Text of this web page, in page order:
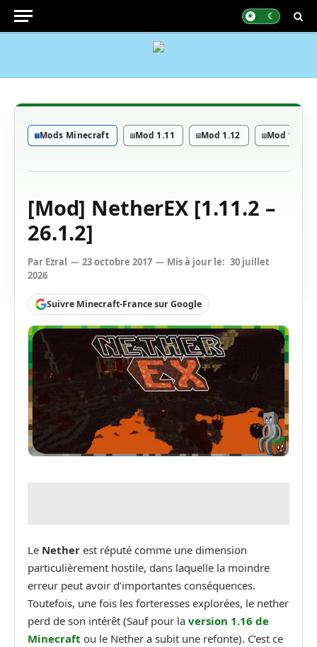
Mods Minecraft Mod 1.11 Mod 1.12 Mod 1.14
[Mod] NetherEX [1.11.2 –
26.1.2]
Par Ezral 23 octobre 2017 Mis à jour le: 30 juillet
2026
Suivre Minecraft-France sur Google
Le Nether est réputé comme une dimension
particulièrement hostile, dans laquelle la moindre
erreur peut avoir d’importantes conséquences.
Toutefois, une fois les forteresses explorées, le nether
perd de son intérêt (Sauf pour la version 1.16 de
Minecraft ou le Nether a subit une refonte). C’est ce